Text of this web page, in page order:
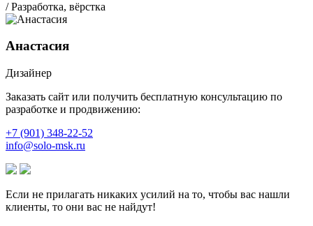
/ Разработка, вёрстка
Анастасия
Дизайнер
Заказать сайт или получить бесплатную консультацию по
разработке и продвижению:
+7 (901) 348-22-52
info@solo-msk.ru
Если не прилагать никаких усилий на то, чтобы вас нашли
клиенты, то они вас не найдут!